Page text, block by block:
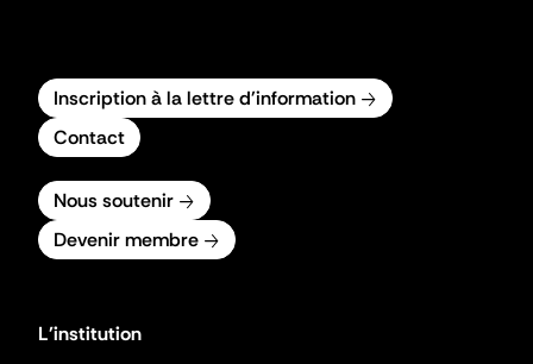
Inscription à la lettre d'information
Contact
Nous soutenir
Devenir membre
L'institution